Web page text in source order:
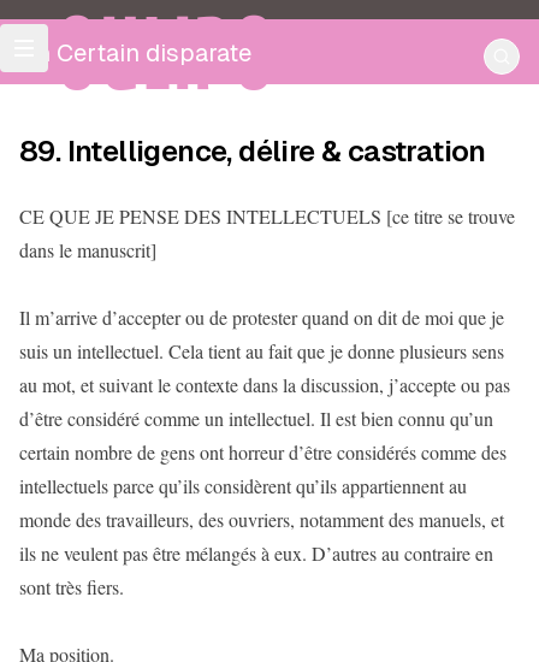
OULIPO
Un Certain disparate
89. Intelligence, délire & castration
CE QUE JE PENSE DES INTELLECTUELS [ce titre se trouve
dans le manuscrit]
Il m’arrive d’accepter ou de protester quand on dit de moi que je
suis un intellectuel. Cela tient au fait que je donne plusieurs sens
au mot, et suivant le contexte dans la discussion, j’accepte ou pas
d’être considéré comme un intellectuel. Il est bien connu qu’un
certain nombre de gens ont horreur d’être considérés comme des
intellectuels parce qu’ils considèrent qu’ils appartiennent au
monde des travailleurs, des ouvriers, notamment des manuels, et
ils ne veulent pas être mélangés à eux. D’autres au contraire en
sont très fiers.
Ma position.